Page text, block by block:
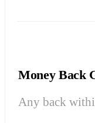
Money Back
Any back